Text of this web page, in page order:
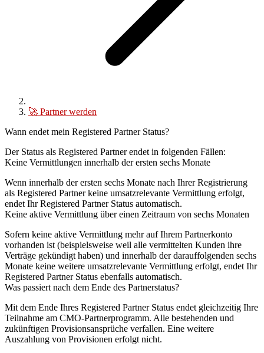
🚀 Partner werden
Wann endet mein Registered Partner Status?
Der Status als Registered Partnerendet in folgenden Fällen:
Keine Vermittlungen innerhalb der ersten sechs Monate
Wenn innerhalb der ersten sechs Monate nach Ihrer Registrierung
als Registered Partner keine umsatzrelevante Vermittlung erfolgt,
endet Ihr Registered Partner Status automatisch.
Keine aktive Vermittlung über einen Zeitraum von sechs Monaten
Sofern keine aktive Vermittlung mehr auf Ihrem Partnerkonto
vorhanden ist (beispielsweise weil alle vermittelten Kunden ihre
Verträge gekündigt haben) und innerhalb der darauffolgenden sechs
Monate keine weitere umsatzrelevante Vermittlung erfolgt, endet Ihr
Registered Partner Status ebenfalls automatisch.
Was passiert nach dem Ende des Partnerstatus?
Mit dem Ende Ihres Registered Partner Status endet gleichzeitig Ihre
Teilnahme am CMO-Partnerprogramm. Alle bestehenden und
zukünftigen Provisionsansprüche verfallen. Eine weitere
Auszahlung von Provisionen erfolgt nicht.